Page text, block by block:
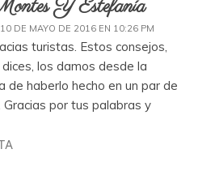
Y Estefanía
10 DE MAYO DE 2016 EN 10:26 PM
turistas. Estos consejos,
los damos desde la
de haberlo hecho en un par de
Gracias por tus palabras y